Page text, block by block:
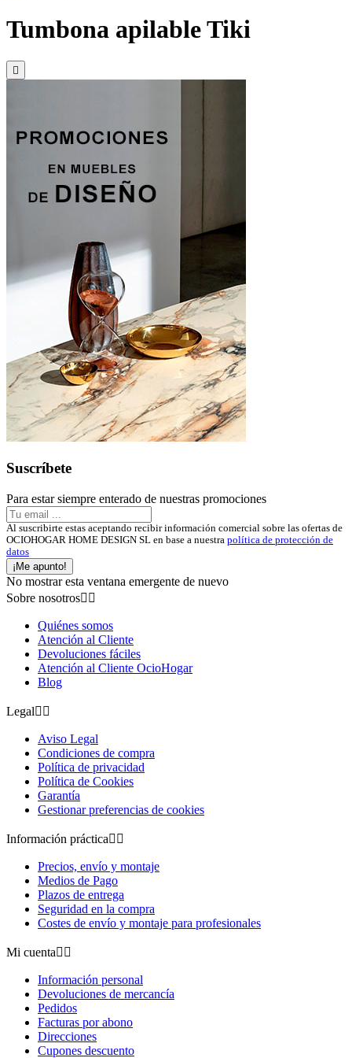
Tumbona apilable Tiki

Suscríbete
Para estar siempre enterado de nuestras promociones
Al suscribirte estas aceptando recibir información comercial sobre las ofertas de
OCIOHOGAR HOME DESIGN SL en base a nuestra política de protección de
datos
¡Me apunto!
No mostrar esta ventana emergente de nuevo
Sobre nosotros 
Quiénes somos
Atención al Cliente
Devoluciones fáciles
Atención al Cliente OcioHogar
Blog
Legal 
Aviso Legal
Condiciones de compra
Política de privacidad
Política de Cookies
Garantía
Gestionar preferencias de cookies
Información práctica 
Precios, envío y montaje
Medios de Pago
Plazos de entrega
Seguridad en la compra
Costes de envío y montaje para profesionales
Mi cuenta 
Información personal
Devoluciones de mercancía
Pedidos
Facturas por abono
Direcciones
Cupones descuento